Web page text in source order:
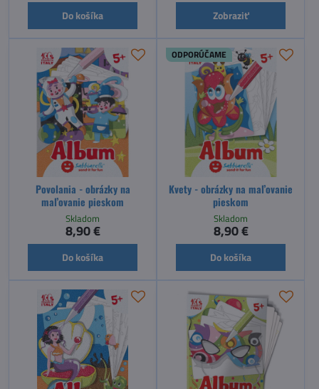
Do košíka Zobraziť
Povolania - obrázky na
maľovanie pieskom
Skladom
8,90 €
Do košíka
ODPORÚČAME
Kvety - obrázky na maľovanie
pieskom
Skladom
8,90 €
Do košíka